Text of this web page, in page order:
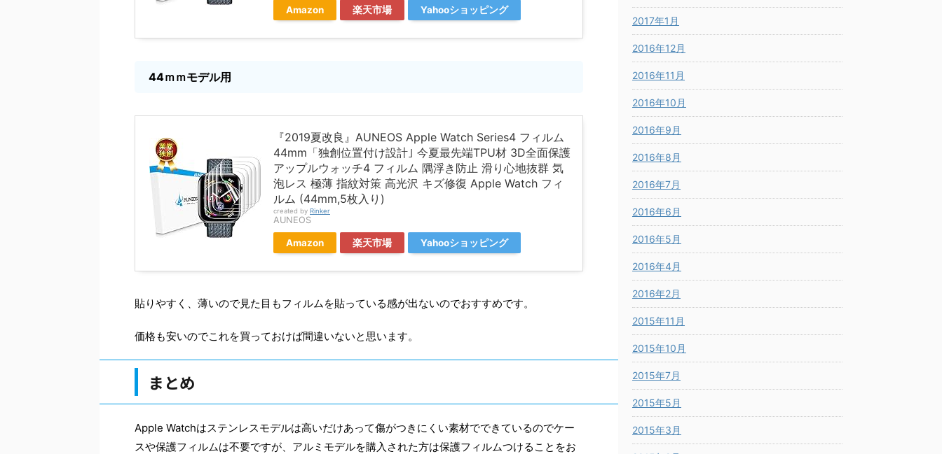
Amazon 楽天市場 Yahooショッピング
44ｍｍモデル用
『2019夏改良』AUNEOS Apple Watch Series4 フィルム
44mm「独創位置付け設計｣ 今夏最先端TPU材 3D全面保護
アップルウォッチ4 フィルム 隅浮き防止 滑り心地抜群 気
泡レス 極薄 指紋対策 高光沢 キズ修復 Apple Watch フィ
ルム (44mm,5枚入り)
created by Rinker
AUNEOS
Amazon 楽天市場 Yahooショッピング
貼りやすく、薄いので見た目もフィルムを貼っている感が出ないのでおすすめです。
価格も安いのでこれを買っておけば間違いないと思います。
まとめ
Apple Watchはステンレスモデルは高いだけあって傷がつきにくい素材でできているのでケー
スや保護フィルムは不要ですが、アルミモデルを購入された方は保護フィルムつけることをお
2017年1月
2016年12月
2016年11月
2016年10月
2016年9月
2016年8月
2016年7月
2016年6月
2016年5月
2016年4月
2016年2月
2015年11月
2015年10月
2015年7月
2015年5月
2015年3月